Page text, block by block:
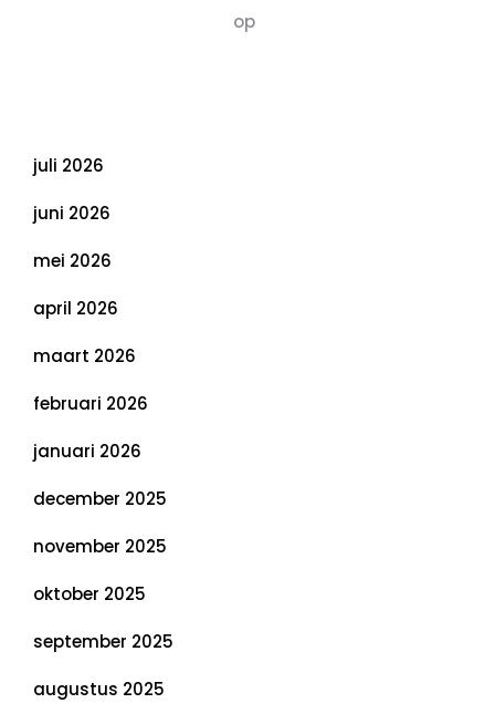
op
juli 2026
juni 2026
mei 2026
april 2026
maart 2026
februari 2026
januari 2026
december 2025
november 2025
oktober 2025
september 2025
augustus 2025